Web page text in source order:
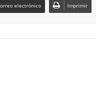
electrónico Imprimir